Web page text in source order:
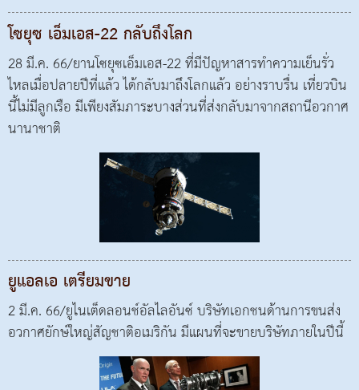
โซยุซ เอ็มเอส-22 กลับถึงโลก
28 มี.ค. 66/ยานโซยุซเอ็มเอส-22 ที่มีปัญหาสารทำความเย็นรั่ว
ไหลเมื่อปลายปีที่แล้ว ได้กลับมาถึงโลกแล้ว อย่างราบรื่น เที่ยวบิน
นี้ไม่มีลูกเรือ มีเพียงสัมภาระบางส่วนที่ส่งกลับมาจากสถานีอวกาศ
นานาชาติ
ยูแอลเอ เตรียมขาย
2 มี.ค. 66/ยูไนเต็ดลอนช์อัลไลอันซ์ บริษัทเอกชนด้านการขนส่ง
อวกาศยักษ์ใหญ่สัญชาติอเมริกัน มีแผนที่จะขายบริษัทภายในปีนี้